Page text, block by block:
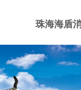
珠海海盾